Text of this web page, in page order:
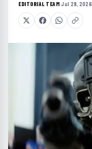
EDITORIAL TEAM·Jul 29, 2026